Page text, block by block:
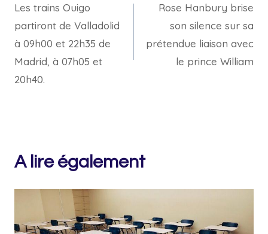
de
l’article
Les trains Ouigo
partiront de Valladolid
à 09h00 et 22h35 de
Madrid, à 07h05 et
20h40.
Rose Hanbury brise
son silence sur sa
prétendue liaison avec
le prince William
A lire également